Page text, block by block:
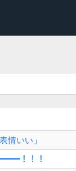
情いい」
！！！